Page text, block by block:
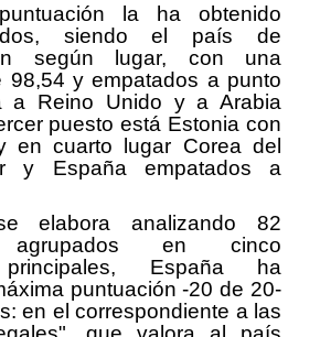
la ha obtenido
siendo el país de
según lugar, con una
98,54 y empatados a punto
a Reino Unido y a Arabia
puesto está Estonia con
en cuarto lugar Corea del
y España empatados a
elabora analizando 82
agrupados en cinco
principales, España ha
puntuación -20 de 20-
en el correspondiente a las